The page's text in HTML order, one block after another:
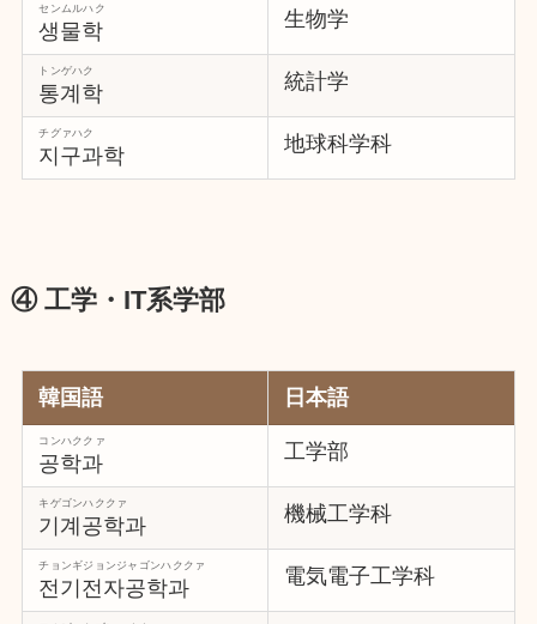
생물학
センムルハク 生物学
통계학
トンゲハク 統計学
지구과학
チグァハク 地球科学科
④ 工学・IT系学部
韓国語 日本語
공학과
コンハククァ 工学部
기계공학과
キゲゴンハククァ 機械工学科
전기전자공학과
チョンギジョンジャゴンハククァ 電気電子工学科